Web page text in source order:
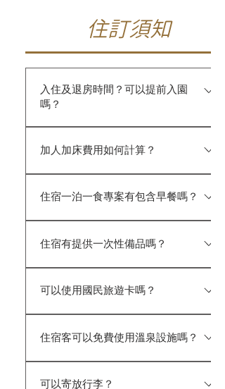
住訂須知
入住及退房時間？可以提前入園
嗎？
六日&連續假期為16:00入住) 退房
入園，並可於服務中心寄放行李，先
行逛園區或使用露天風呂。 ★ 櫃台
服務時間至 22:00，最晚入住時間為
21:00 前。 ★若當日預計於 21:00 後
抵達，請務必事先來電告知；如未事
先通知且無法聯繫上您，房間最晚僅
加人加床費用如何計算？
每位 $1,500（含早餐、寢具、備品、大
具、備品、大眾池、園區設施及免入園
費） ◎ 幼童（3歲以下）不佔床，每房
最多招待 1 位免費（不含寢具及備
品），第 2 位起依兒童費用計價。 ◎
部分房型提供加床服務，實際依各房
型規定為準。 ◎無論加床或加人，皆
不提供床墊。 ◎ 需出示身分證件判
別年齡，否則將依身高認定收費標
住宿一泊一食專案有包含早餐嗎？
含翌日早餐。 早餐份數依入住房型
餐用餐時段：08:00~10:00。 素食者，
請於訂房時告知蛋奶素或全素
住宿有提供一次性備品嗎？
供一次性備品（如牙刷、牙膏、浴帽、
浴乳、吹風機及拖鞋等基本用品，方
便您使用。 現場亦有販售盥洗包售
價$70 內容物：牙刷組、浴帽、棉花
可以使用國民旅遊卡嗎？
可提供餐飲及住宿消費使用。 如欲
住宿客可以免費使用溫泉設施嗎？
用露天風呂，請務必攜帶並穿著泳衣
可以寄放行李？